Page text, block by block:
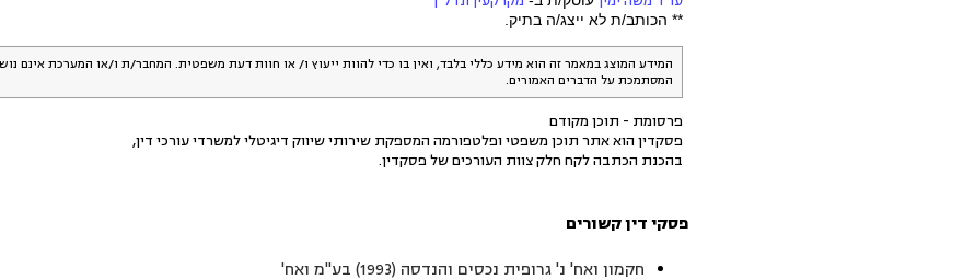
** הכותב/ת לא ייצג/ה בתיק.
המידע המוצג במאמר זה הוא מידע כללי בלבד, ואין בו כדי להוות ייעוץ ו/ או חוות דעת משפטית. המחבר/ת ו/או המערכת אינם
המסתמכת על הדברים האמורים.
פרסומת - תוכן מקודם
פסקדין הוא אתר תוכן משפטי ופלטפורמה המספקת שירותי שיווק דיגיטלי למשרדי עורכי דין,
בהכנת הכתבה לקח חלק צוות העורכים של פסקדין.
פסקי דין קשורים
חקמון ואח' נ' גרופית נכסים והנדסה (1993) בע"מ ואח'